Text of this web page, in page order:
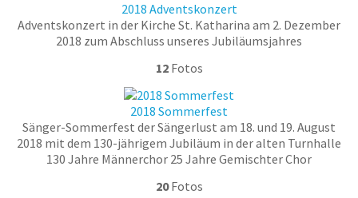
2018 Adventskonzert
Adventskonzert in der Kirche St. Katharina am 2. Dezember
2018 zum Abschluss unseres Jubiläumsjahres
12Fotos
2018 Sommerfest
Sänger-Sommerfest der Sängerlust am 18. und 19. August
2018 mit dem 130-jährigem Jubiläum in der alten Turnhalle
130 Jahre Männerchor 25 Jahre Gemischter Chor
20Fotos